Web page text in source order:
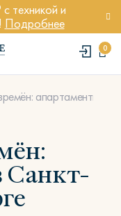
техникой и
Подробнее
0
апартаменты в
Санкт-